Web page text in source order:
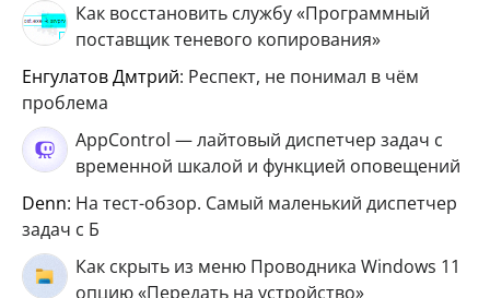
Как восстановить службу «Программный
поставщик теневого копирования»
Енгулатов Дмтрий: Респект, не понимал в чём
проблема
AppControl — лайтовый диспетчер задач с
временной шкалой и функцией оповещений
Denn: На тест-обзор. Самый маленький диспетчер
задач с Б
Как скрыть из меню Проводника Windows 11
опцию «Передать на устройство»